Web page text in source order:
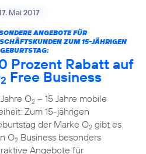
Mai 2017
ANGEBOTE FÜR
ZUM 15-JÄHRIGEN
Prozent Rabatt auf
2 Free Business
O2– 15 Jahre mobile
Zum 15-jährigen
der Marke O2gibt es
O2Business besonders
Angebote für